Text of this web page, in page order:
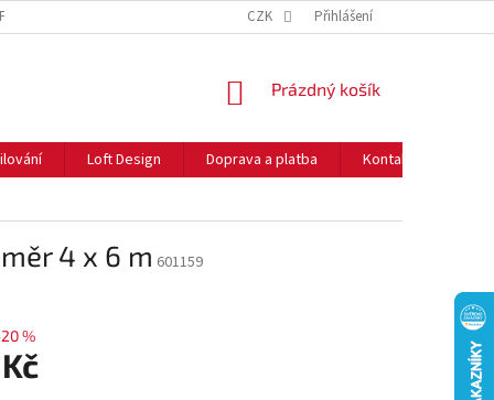
O COOKIES NEJČASTĚJŠÍ OTÁZKY
CZK Přihlášení
NÁKUPNÍ
Prázdný košík
Loft Design Doprava a platba Kontakty
4 x 6 m 601159
%